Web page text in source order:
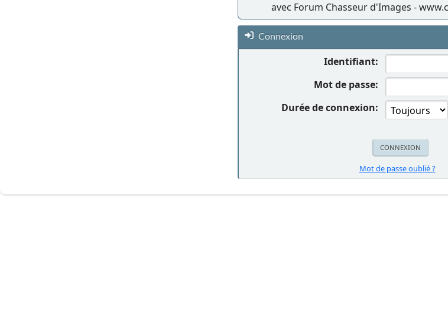
avec Forum Chasseur d'Images -
Connexion
Identifiant:
Mot de passe:
Durée de connexion:
Mot de passe oublié ?